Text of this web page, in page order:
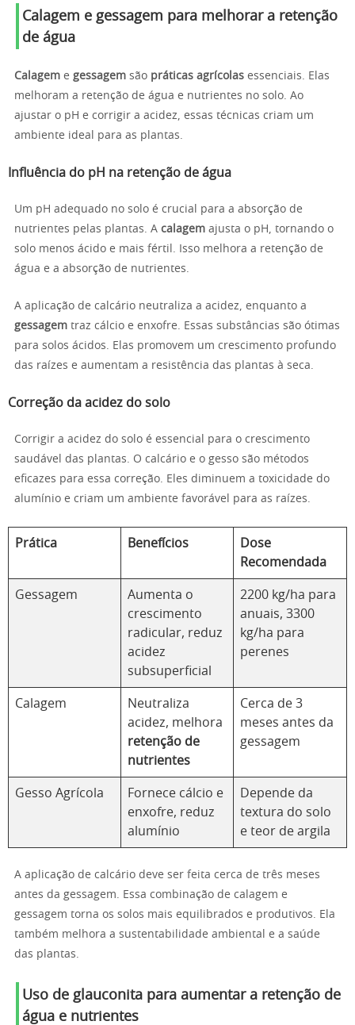
Calagem e gessagem para melhorar a retenção
de água
Calagem e gessagem são práticas agrícolas essenciais. Elas
melhoram a retenção de água e nutrientes no solo. Ao
ajustar o pH e corrigir a acidez, essas técnicas criam um
ambiente ideal para as plantas.
Influência do pH na retenção de água
Um pH adequado no solo é crucial para a absorção de
nutrientes pelas plantas. A calagem ajusta o pH, tornando o
solo menos ácido e mais fértil. Isso melhora a retenção de
água e a absorção de nutrientes.
A aplicação de calcário neutraliza a acidez, enquanto a
gessagem traz cálcio e enxofre. Essas substâncias são ótimas
para solos ácidos. Elas promovem um crescimento profundo
das raízes e aumentam a resistência das plantas à seca.
Correção da acidez do solo
Corrigir a acidez do solo é essencial para o crescimento
saudável das plantas. O calcário e o gesso são métodos
eficazes para essa correção. Eles diminuem a toxicidade do
alumínio e criam um ambiente favorável para as raízes.
Prática Benefícios
Dose
Recomendada
Gessagem
Aumenta o
crescimento
radicular, reduz
acidez
subsuperficial
2200 kg/ha para
anuais, 3300
kg/ha para
perenes
Calagem
Neutraliza
acidez, melhora
retenção de
nutrientes
Cerca de 3
meses antes da
gessagem
Gesso Agrícola
Fornece cálcio e
enxofre, reduz
alumínio
Depende da
textura do solo
e teor de argila
A aplicação de calcário deve ser feita cerca de três meses
antes da gessagem. Essa combinação de calagem e
gessagem torna os solos mais equilibrados e produtivos. Ela
também melhora a sustentabilidade ambiental e a saúde
das plantas.
Uso de glauconita para aumentar a retenção de
água e nutrientes